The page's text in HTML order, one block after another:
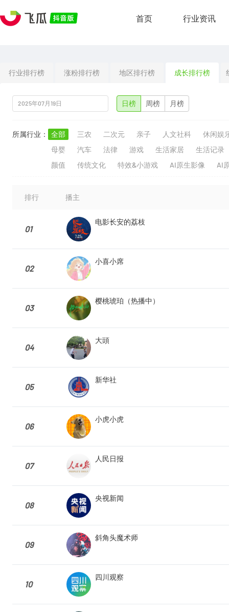
首页 行业资讯
行业排行榜 涨粉排行榜 地区排行榜 成长排行榜
日榜 周榜 月榜
所属行业： 全部 三农 二次元 亲子 人文社科
休闲娱
母婴
汽车 法律 游戏 生活家居
生活记录
颜值
传统文化 特效&小游戏 AI原生影像 AI
排行 播主
01
电影长安的荔枝
02
小喜小席
03
樱桃琥珀（热播中）
04
大頭
05
新华社
06
小虎小虎
07
人民日报
08
央视新闻
09
斜角头魔术师
10
四川观察